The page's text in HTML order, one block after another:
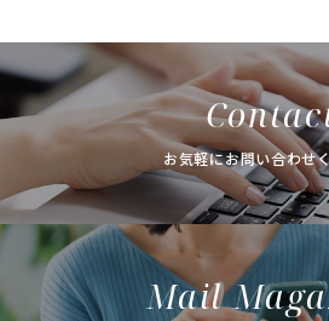
お気軽にお問い合わせ
Mail